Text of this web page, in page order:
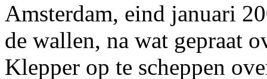
Amsterdam, eind januari
de wallen, na wat gepraat
Klepper op te scheppen